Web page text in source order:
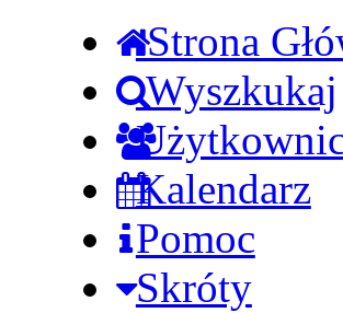
Strona
Wyszkukaj
Kalendarz
Pomoc
Skróty